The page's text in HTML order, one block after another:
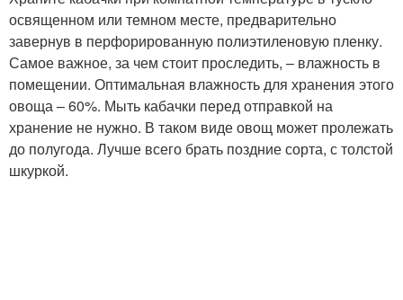
освященном или темном месте, предварительно
завернув в перфорированную полиэтиленовую пленку.
Самое важное, за чем стоит проследить, – влажность в
помещении. Оптимальная влажность для хранения этого
овоща – 60%. Мыть кабачки перед отправкой на
хранение не нужно. В таком виде овощ может пролежать
до полугода. Лучше всего брать поздние сорта, с толстой
шкуркой.